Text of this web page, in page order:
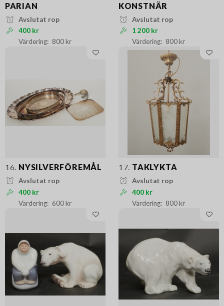
PARIAN
Avslutat rop
400 kr
800 kr
KONSTNÄR
Avslutat rop
1 200 kr
800 kr
16. NYSILVERFÖREMÅL
Avslutat rop
400 kr
600 kr
17. TAKLYKTA
Avslutat rop
400 kr
800 kr